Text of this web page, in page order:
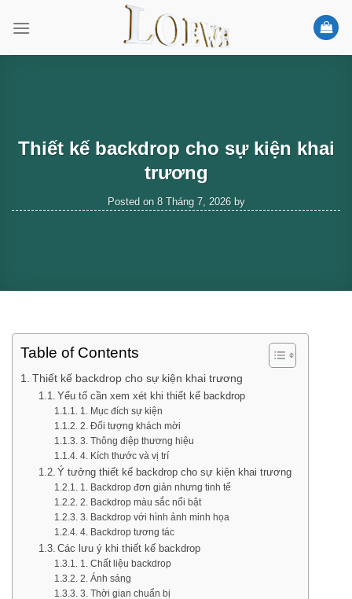
Thiết kế backdrop cho sự kiện khai
trương
Posted on 8 Tháng 7, 2026by
Table of Contents
Thiết kế backdrop cho sự kiện khai trương
Yếu tố cần xem xét khi thiết kế backdrop
1. Mục đích sự kiện
2. Đối tượng khách mời
3. Thông điệp thương hiệu
4. Kích thước và vị trí
Ý tưởng thiết kế backdrop cho sự kiện khai trương
1. Backdrop đơn giản nhưng tinh tế
2. Backdrop màu sắc nổi bật
3. Backdrop với hình ảnh minh họa
4. Backdrop tương tác
Các lưu ý khi thiết kế backdrop
1. Chất liệu backdrop
2. Ánh sáng
3. Thời gian chuẩn bị